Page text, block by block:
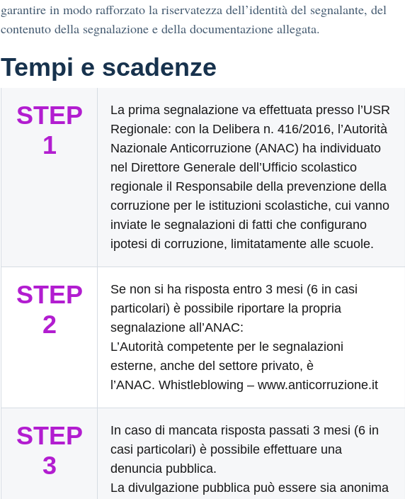
garantire in modo rafforzato la riservatezza dell’identità del segnalante, del
contenuto della segnalazione e della documentazione allegata.
Tempi e scadenze
STEP
1
La prima segnalazione va effettuata presso l’USR
Regionale: con la Delibera n. 416/2016, l’Autorità
Nazionale Anticorruzione (ANAC) ha individuato
nel Direttore Generale dell’Ufficio scolastico
regionale il Responsabile della prevenzione della
corruzione per le istituzioni scolastiche, cui vanno
inviate le segnalazioni di fatti che configurano
ipotesi di corruzione, limitatamente alle scuole.
STEP
2
Se non si ha risposta entro 3 mesi (6 in casi
particolari) è possibile riportare la propria
segnalazione all’ANAC:
L’Autorità competente per le segnalazioni
esterne, anche del settore privato, è
l’ANAC.Whistleblowing – www.anticorruzione.it
STEP
3
In caso di mancata risposta passati 3 mesi (6 in
casi particolari) è possibile effettuare una
denuncia pubblica.
La divulgazione pubblica può essere sia anonima